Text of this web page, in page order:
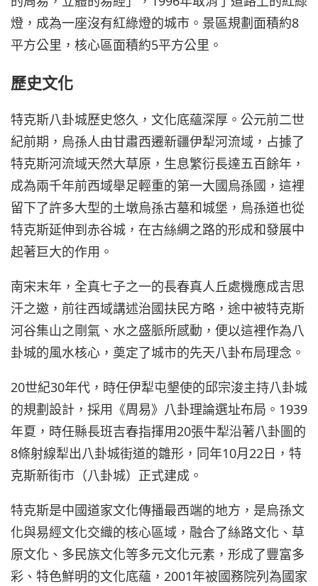
燈，成為一座沒有紅綠燈的城市。景區規劃面積約8
平方公里，核心區面積約5平方公里。
歷史文化
特克斯八卦城歷史悠久，文化底蘊深厚。公元前二世
紀前期，烏孫人由甘肅西遷新疆伊犁河流域，占據了
特克斯河流域天然大草原，生息繁衍長達五百餘年，
成為兩千年前西域舉足輕重的第一大國烏孫國，這裡
留下了許多大型的土墩烏孫古墓和城堡，烏孫道也從
特克斯延伸到赤谷城，在古絲綢之路的形成和發展中
起著巨大的作用。
南宋末年，全真七子之一的長春真人丘處機應成吉思
汗之邀，前往西域講述治國扶民方略，途中被特克斯
河谷集山之剛氣、水之盛脈所感動，便以這裡作為八
卦城的風水核心，奠定了城市的先天八卦布局理念。
20世紀30年代，時任伊犁屯墾使的邱宗浚主持八卦城
的規劃設計，採用《周易》八卦理論選址布局。1939
年夏，時任縣長班吉春指揮用20張牛犁沿著八卦圖的
8條射線犁出八卦城街道的雛形，同年10月22日，特
克斯新街市（八卦城）正式建成。
特克斯是中國道家文化傳播最西端的地方，是烏孫文
化與易經文化交織的核心區域，融合了絲路文化、草
原文化、多民族文化等多元文化元素，形成了豐富多
彩、特色鮮明的文化底蘊，2001年被國務院列為國家